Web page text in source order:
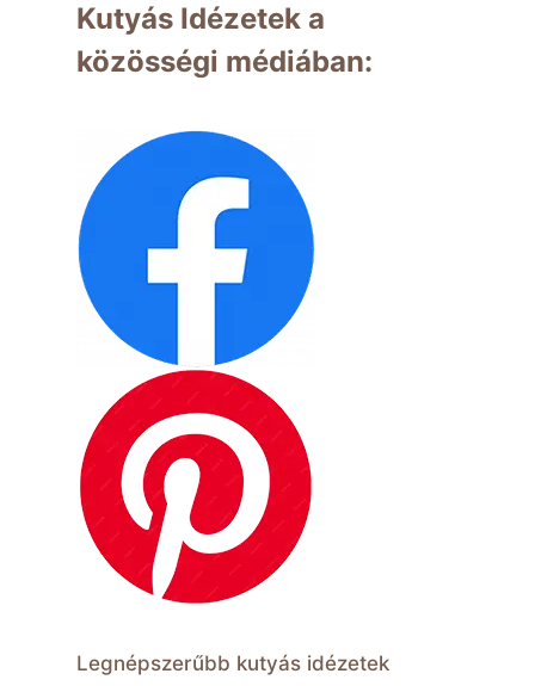
Kutyás Idézetek a
közösségi médiában:
Legnépszerűbb kutyás idézetek